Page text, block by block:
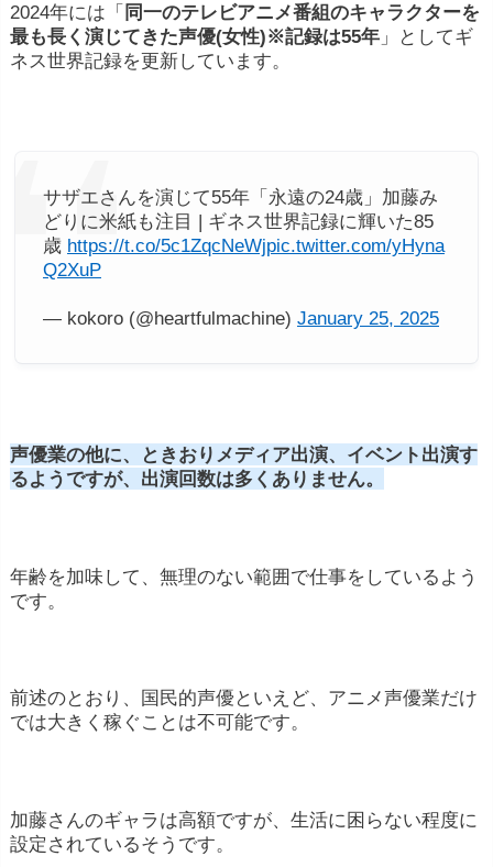
2024年には「 同一のテレビアニメ番組のキャラクターを
最も長く演じてきた声優(女性)※記録は55年 」としてギ
ネス世界記録を更新しています。
サザエさんを演じて55年「永遠の24歳」加藤み
どりに米紙も注目 | ギネス世界記録に輝いた85
歳 https://t.co/5c1ZqcNeWjpic.twitter.com/yHyna
Q2XuP
— kokoro (@heartfulmachine) January 25, 2025
声優業の他に、ときおりメディア出演、イベント出演す
るようですが、出演回数は多くありません。
年齢を加味して、無理のない範囲で仕事をしているよう
です。
前述のとおり、国民的声優といえど、アニメ声優業だけ
では大きく稼ぐことは不可能です。
加藤さんのギャラは高額ですが、生活に困らない程度に
設定されているそうです。